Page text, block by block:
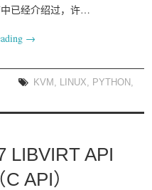
已经介绍过，许…
→
KVM , LINUX, PYTHON ,
LIBVIRT API
API）